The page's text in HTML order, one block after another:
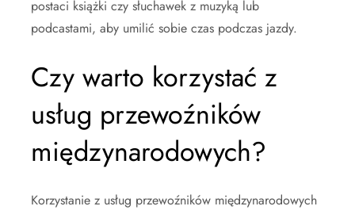
postaci książki czy słuchawek z muzyką lub
podcastami, aby umilić sobie czas podczas jazdy.
Czy warto korzystać z
usług przewoźników
międzynarodowych?
Korzystanie z usług przewoźników międzynarodowych